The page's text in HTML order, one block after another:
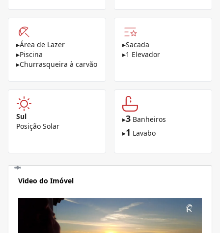
▸Área de Lazer
▸Piscina
▸Churrasqueira à carvão
▸Sacada
▸1 Elevador
Sul
Posição Solar
▸3 Banheiros
▸1 Lavabo
Video do Imóvel